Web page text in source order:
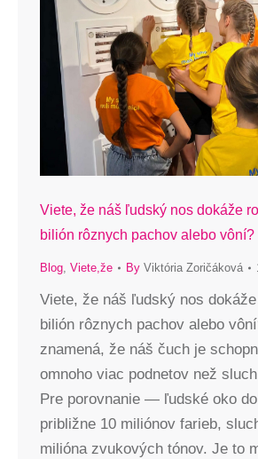
Viete, že náš ľudský nos dokáže
bilión rôznych pachov alebo vôní?
Blog, Viete,že By Viktória Zoričáková
Viete, že náš ľudský nos
bilión rôznych pachov alebo
znamená, že náš čuch je
omnoho viac podnetov než
Pre porovnanie — ľudské oko
približne 10 miliónov farieb,
milióna zvukových tónov. Je to